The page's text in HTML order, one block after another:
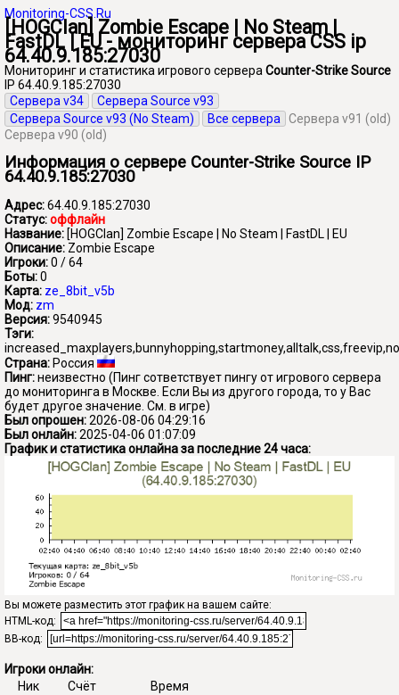
Monitoring-CSS.Ru
[HOGClan] Zombie Escape | No Steam |
FastDL | EU - мониторинг сервера CSS ip
64.40.9.185:27030
Мониторинг и статистика игрового сервера Counter-Strike Source
IP 64.40.9.185:27030
Сервера v34
Сервера Source v93
Сервера Source v93 (No Steam)
Все сервера
Сервера v91 (old)
Сервера v90 (old)
Информация о сервере Counter-Strike Source IP
64.40.9.185:27030
Адрес:64.40.9.185:27030
Статус:оффлайн
Название: [HOGClan] Zombie Escape | No Steam | FastDL | EU
Описание: Zombie Escape
Игроки:0 / 64
Боты:0
Карта: ze_8bit_v5b
Мод: zm
Версия:9540945
Тэги:
Страна: Россия
Пинг:неизвестно (Пинг сответствует пингу от игрового сервера
до мониторинга в Москве. Если Вы из другого города, то у Вас
будет другое значение. См. в игре)
Был опрошен:2026-08-06 04:29:16
Был онлайн:2025-04-06 01:07:09
График и статистика онлайна за последние 24 часа:
Вы можете разместить этот график на вашем сайте:
HTML-код:
BB-код:
Игроки онлайн:
Ник
Счёт
Время